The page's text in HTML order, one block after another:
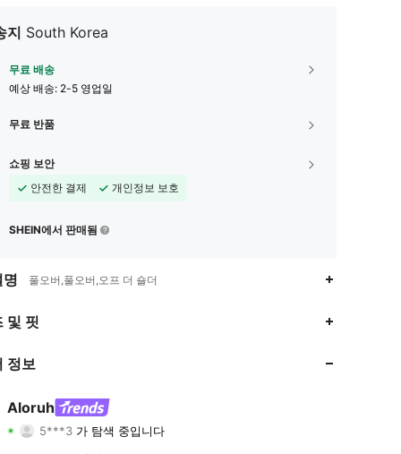
지 South Korea
무료 배송
예상 배송: 2-5 영업일
무료 반품
쇼핑 보안
안전한 결제
개인정보 보호
SHEIN에서 판매됨
풀오버,풀오버,오프 더 숄더
및 핏
정보
Aloruh
4.87
4.87
4.87 16K
5***3 가 탐색 중입니다